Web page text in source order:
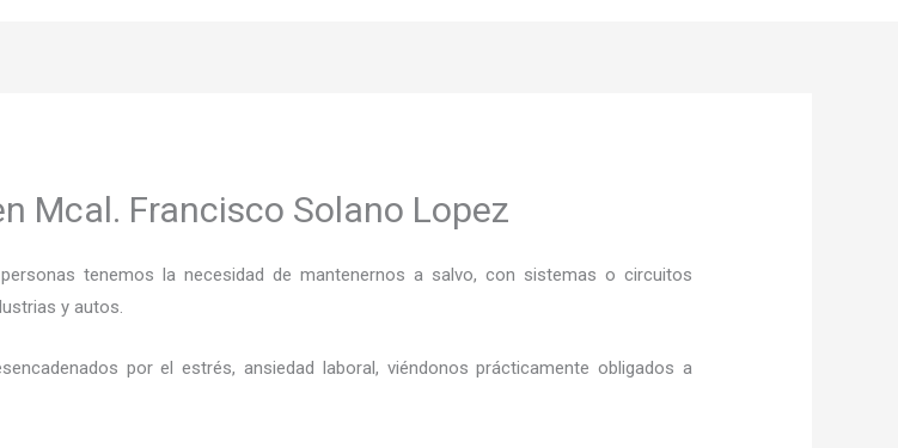
Mcal. Francisco Solano Lopez
tenemos la necesidad de mantenernos a salvo, con sistemas o circuitos
y autos.
por el estrés, ansiedad laboral, viéndonos prácticamente obligados a